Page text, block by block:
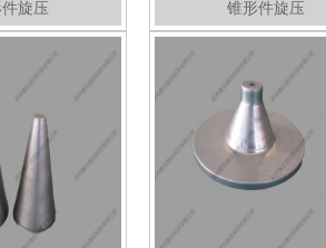
旋压 锥形件旋压